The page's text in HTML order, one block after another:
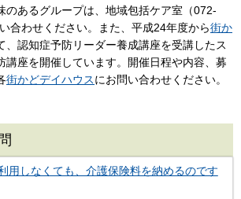
のあるグループは、地域包括ケア室（072-
合わせください。また、平成24年度から街か
、認知症予防リーダー養成講座を受講したス
講座を開催しています。開催日程や内容、募
街かどデイハウスにお問い合わせください。
用しなくても、介護保険料を納めるのです